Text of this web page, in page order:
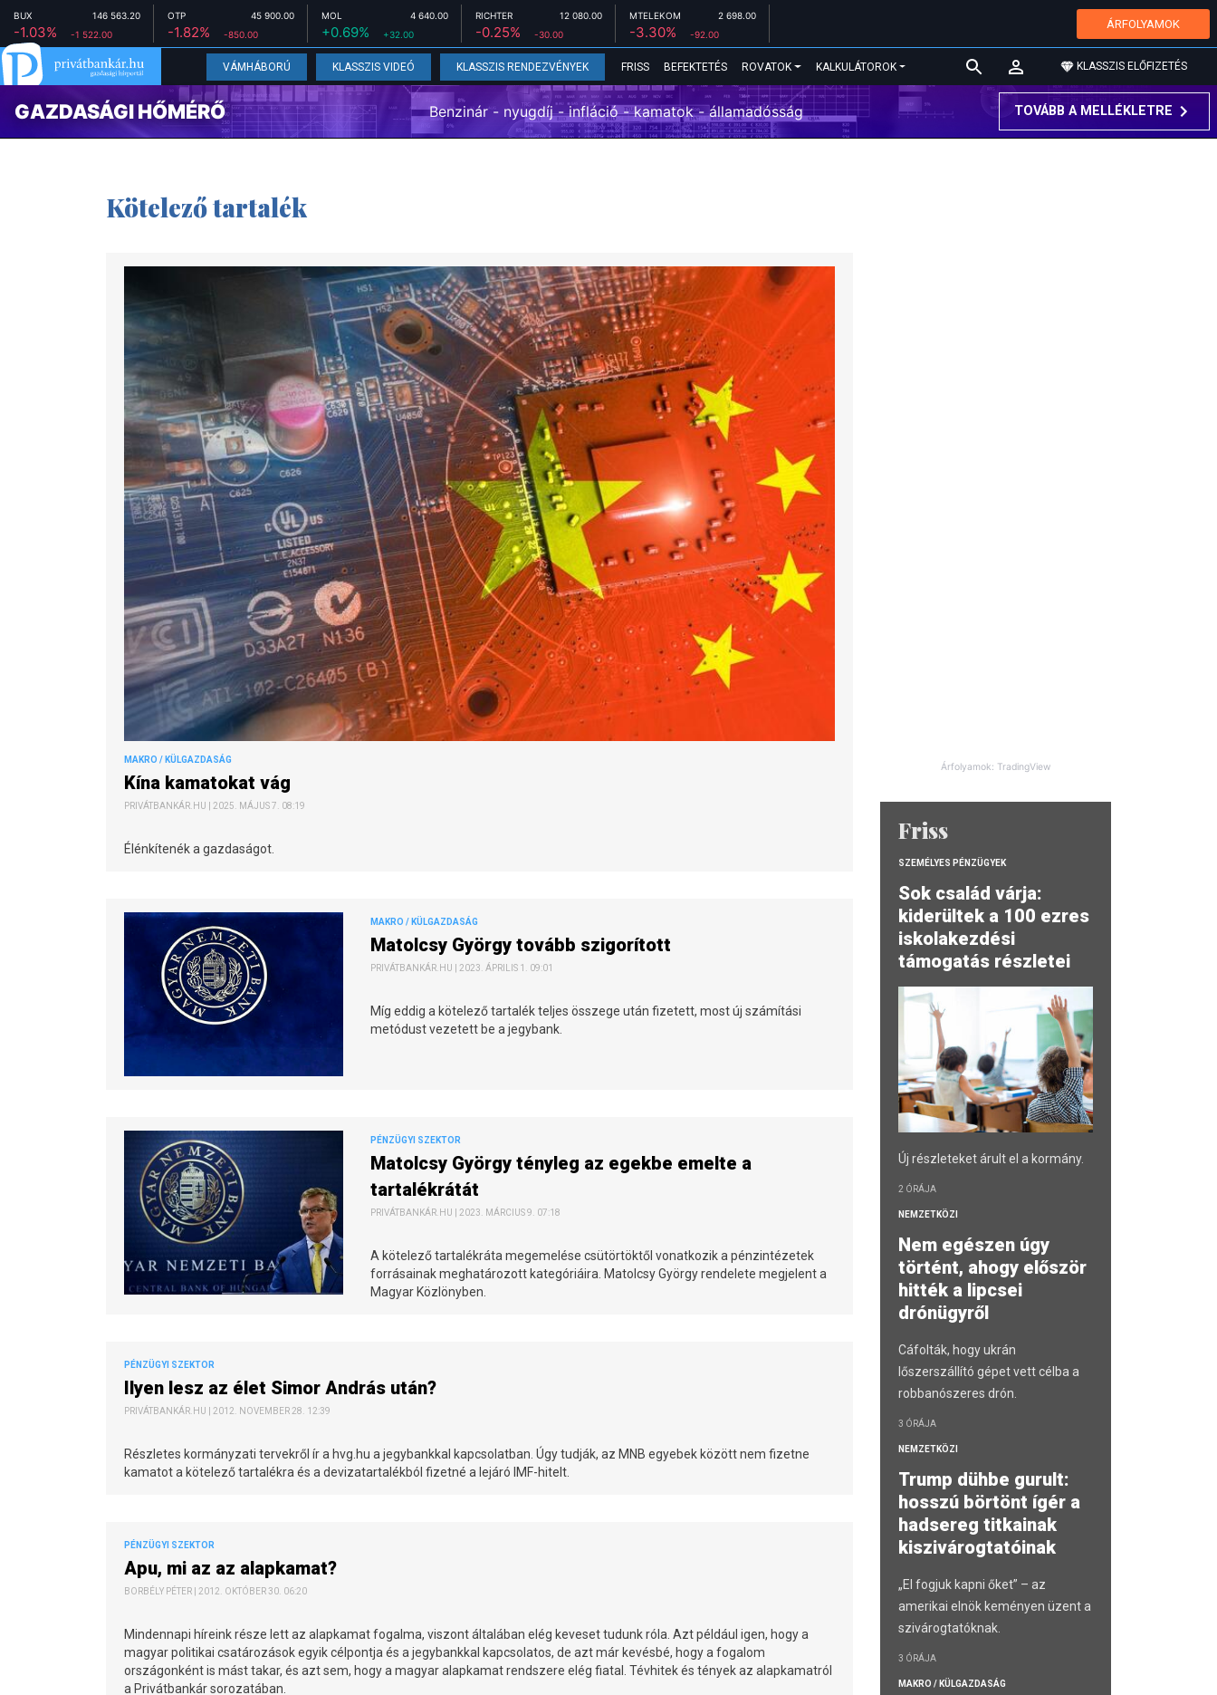
BUX 146 563.20
-1.03% -1 522.00
OTP 45 900.00
-1.82% -850.00
MOL 4 640.00
+0.69% +32.00
RICHTER 12 080.00
-0.25% -30.00
MTELEKOM 2 698.00
-3.30% -92.00
ÁRFOLYAMOK
VÁMHÁBORÚ KLASSZIS VIDEÓ KLASSZIS RENDEZVÉNYEK FRISS BEFEKTETÉS ROVATOK KALKULÁTOROK KLASSZIS ELŐFIZETÉS
GAZDASÁGI HŐMÉRŐ Benzinár - nyugdíj - infláció - kamatok - államadósság TOVÁBB A MELLÉKLETRE
Kötelező tartalék
MAKRO / KÜLGAZDASÁG
Kína kamatokat vág
PRIVÁTBANKÁR.HU | 2025. MÁJUS 7. 08:19
Élénkítenék a gazdaságot.
MAKRO / KÜLGAZDASÁG
Matolcsy György tovább szigorított
PRIVÁTBANKÁR.HU | 2023. ÁPRILIS 1. 09:01
Míg eddig a kötelező tartalék teljes összege után fizetett, most új számítási
metódust vezetett be a jegybank.
PÉNZÜGYI SZEKTOR
Matolcsy György tényleg az egekbe emelte a
tartalékrátát
PRIVÁTBANKÁR.HU | 2023. MÁRCIUS 9. 07:18
A kötelező tartalékráta megemelése csütörtöktől vonatkozik a pénzintézetek
forrásainak meghatározott kategóriáira. Matolcsy György rendelete megjelent a
Magyar Közlönyben.
PÉNZÜGYI SZEKTOR
Ilyen lesz az élet Simor András után?
PRIVÁTBANKÁR.HU | 2012. NOVEMBER 28. 12:39
Részletes kormányzati tervekről ír a hvg.hu a jegybankkal kapcsolatban. Úgy tudják, az MNB egyebek között nem fizetne
kamatot a kötelező tartalékra és a devizatartalékból fizetné a lejáró IMF-hitelt.
PÉNZÜGYI SZEKTOR
Apu, mi az az alapkamat?
BORBÉLY PÉTER | 2012. OKTÓBER 30. 06:20
Mindennapi híreink része lett az alapkamat fogalma, viszont általában elég keveset tudunk róla. Azt például igen, hogy a
magyar politikai csatározások egyik célpontja és a jegybankkal kapcsolatos, de azt már kevésbé, hogy a fogalom
országonként is mást takar, és azt sem, hogy a magyar alapkamat rendszere elég fiatal. Tévhitek és tények az alapkamatról
a Privátbankár sorozatában.
Árfolyamok: TradingView
Friss
SZEMÉLYES PÉNZÜGYEK
Sok család várja:
kiderültek a 100 ezres
iskolakezdési
támogatás részletei
Új részleteket árult el a kormány.
2 ÓRÁJA
NEMZETKÖZI
Nem egészen úgy
történt, ahogy először
hitték a lipcsei
drónügyről
Cáfolták, hogy ukrán
lőszerszállító gépet vett célba a
robbanószeres drón.
3 ÓRÁJA
NEMZETKÖZI
Trump dühbe gurult:
hosszú börtönt ígér a
hadsereg titkainak
kiszivárogtatóinak
„El fogjuk kapni őket” – az
amerikai elnök keményen üzent a
szivárogtatóknak.
3 ÓRÁJA
MAKRO / KÜLGAZDASÁG